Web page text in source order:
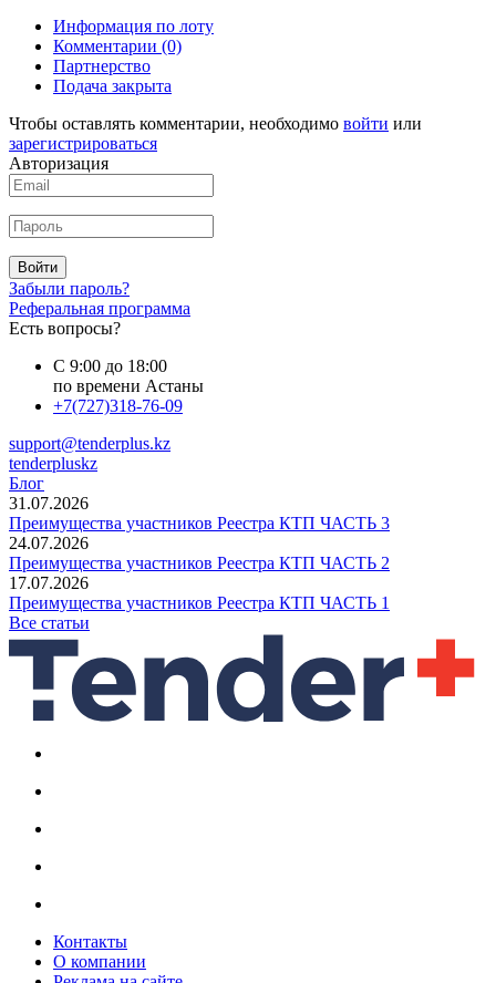
Информация по лоту
Комментарии (0)
Партнерство
Подача закрыта
Чтобы оставлять комментарии, необходимо войти или
зарегистрироваться
Авторизация
Войти
Забыли пароль?
Реферальная программа
Есть вопросы?
С 9:00 до 18:00
по времени Астаны
+7(727)318-76-09
support@tenderplus.kz
tenderpluskz
Блог
31.07.2026
Преимущества участников Реестра КТП ЧАСТЬ 3
24.07.2026
Преимущества участников Реестра КТП ЧАСТЬ 2
17.07.2026
Преимущества участников Реестра КТП ЧАСТЬ 1
Все статьи
Контакты
О компании